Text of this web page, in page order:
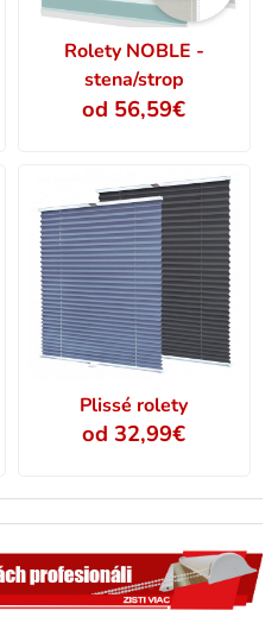
Rolety NOBLE -
stena/strop
od 56,59€
Plissé rolety
od 32,99€